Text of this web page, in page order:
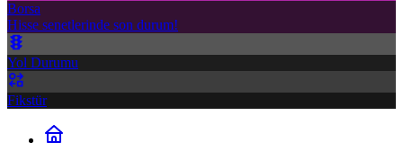
Borsa
Hisse senetlerinde son durum!
Yol Durumu
Fikstür